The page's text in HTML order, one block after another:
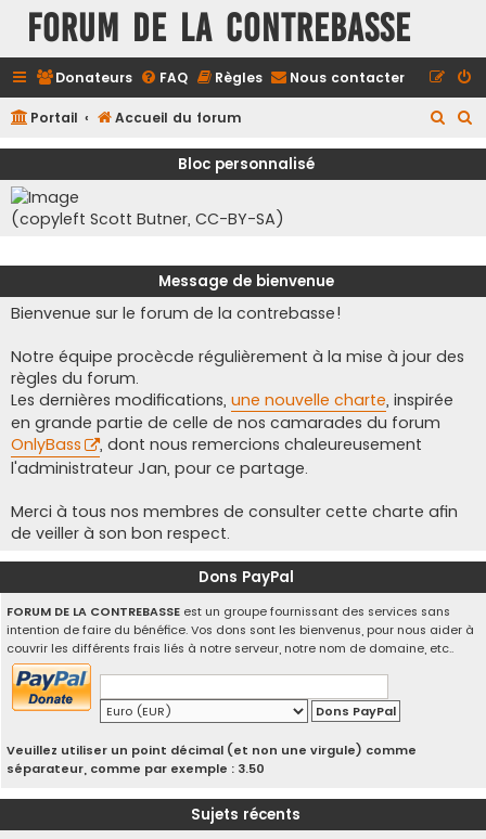
FORUM DE LA CONTREBASSE
Donateurs FAQ Règles Nous contacter
Portail Accueil du forum
e
e
Bloc personnalisé
(copyleft Scott Butner, CC-BY-SA)
Message de bienvenue
Bienvenue sur le forum de la contrebasse!
Notre équipe procècde régulièrement à la mise à jour des
règles du forum.
Les dernières modifications, une nouvelle charte, inspirée
en grande partie de celle de nos camarades du forum
OnlyBass
, dont nous remercions chaleureusement
l'administrateur Jan, pour ce partage.
Merci à tous nos membres de consulter cette charte afin
de veiller à son bon respect.
Dons PayPal
FORUM DE LA CONTREBASSE est un groupe fournissant des services sans
intention de faire du bénéfice. Vos dons sont les bienvenus, pour nous aider à
couvrir les différents frais liés à notre serveur, notre nom de domaine, etc..
Veuillez utiliser un point décimal (et non une virgule) comme
séparateur, comme par exemple : 3.50
Sujets récents